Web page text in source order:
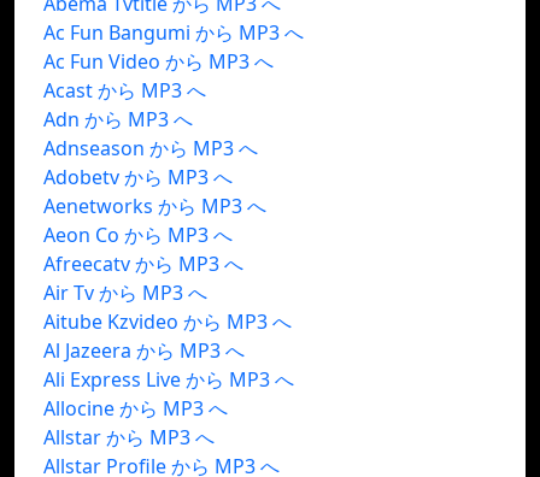
Ac Fun Bangumi から MP3 へ
Ac Fun Video から MP3 へ
Acast から MP3 へ
Adn から MP3 へ
Adnseason から MP3 へ
Adobetv から MP3 へ
Aenetworks から MP3 へ
Aeon Co から MP3 へ
Afreecatv から MP3 へ
Air Tv から MP3 へ
Aitube Kzvideo から MP3 へ
Al Jazeera から MP3 へ
Ali Express Live から MP3 へ
Allocine から MP3 へ
Allstar から MP3 へ
Allstar Profile から MP3 へ